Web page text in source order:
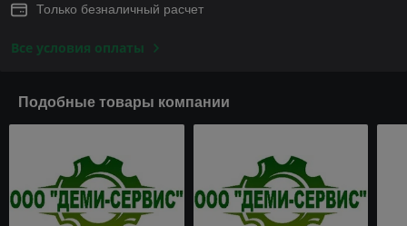
Только безналичный расчет
Все условия оплаты
Подобные товары компании